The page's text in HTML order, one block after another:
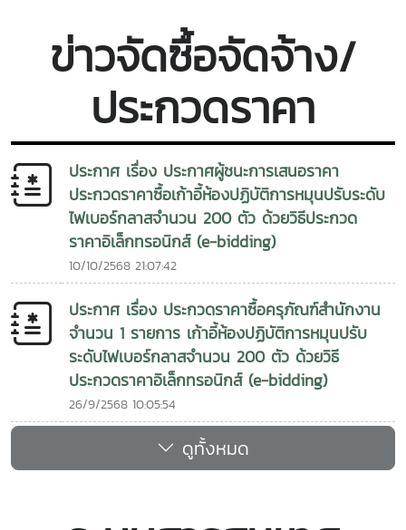
students to utilize harvested fish as raw materials for
further product processing.Recognizing the school’s
potential and readiness, the Faculty has extended its
support this year by establishing a fish processing
learning center at the school. To strengthen hands-on
learning and vocational training opportunities, the
Faculty also provided a learning-center signboard and
fish-processing equipment for fish filleting and
trimming activities. These resources will support
educational activities, skill development, and the
production of value-added products that can generate
supplementary income for students.The activity was
Integrated Fisheries and Aquatic Production Innovation
Learning Centers and Promotion of Career Skills,
Income Generation, and Entrepreneurial Development
in Comprehensive Aquaculture through the BCG
Economy Model.” The project aims to strengthen
grassroots economic development among community
fisheries volunteer groups and partner schools while
promoting sustainable career pathways and
ข่าวจัดซื้อจัดจ้าง/
ประกวดราคา
ประกาศ เรื่อง ประกาศผู้ชนะการเสนอราคา
ประกวดราคาซื้อเก้าอี้ห้องปฏิบัติการหมุนปรับระดับ
ไฟเบอร์กลาสจำนวน 200 ตัว ด้วยวิธีประกวด
ราคาอิเล็กทรอนิกส์ (e-bidding)
10/10/2568 21:07:42
ประกาศ เรื่อง ประกวดราคาซื้อครุภัณฑ์สำนักงาน
จำนวน 1 รายการ เก้าอี้ห้องปฏิบัติการหมุนปรับ
ระดับไฟเบอร์กลาสจำนวน 200 ตัว ด้วยวิธี
ประกวดราคาอิเล็กทรอนิกส์ (e-bidding)
26/9/2568 10:05:54
ดูทั้งหมด